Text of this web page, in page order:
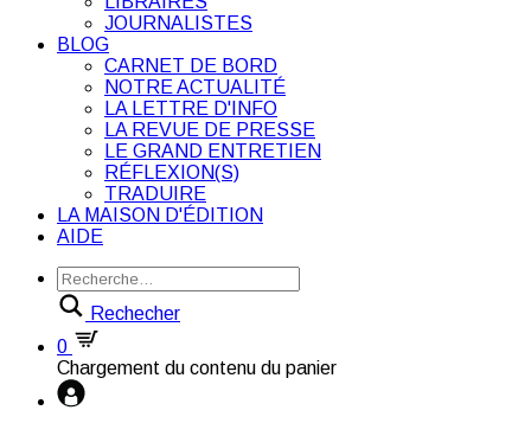
JOURNALISTES
BLOG
CARNET DE BORD
NOTRE ACTUALITÉ
LA LETTRE D'INFO
LA REVUE DE PRESSE
LE GRAND ENTRETIEN
RÉFLEXION(S)
TRADUIRE
LA MAISON D'ÉDITION
AIDE
Rechecher
0
Chargement du contenu du panier